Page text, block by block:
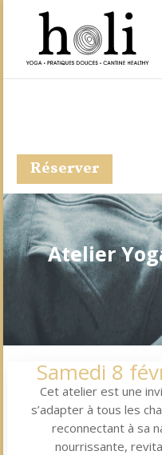
Réserver
Atelier
Samedi 8
Cet atelier est une
s’adapter à tous les
reconnectant à sa
nourrissante,